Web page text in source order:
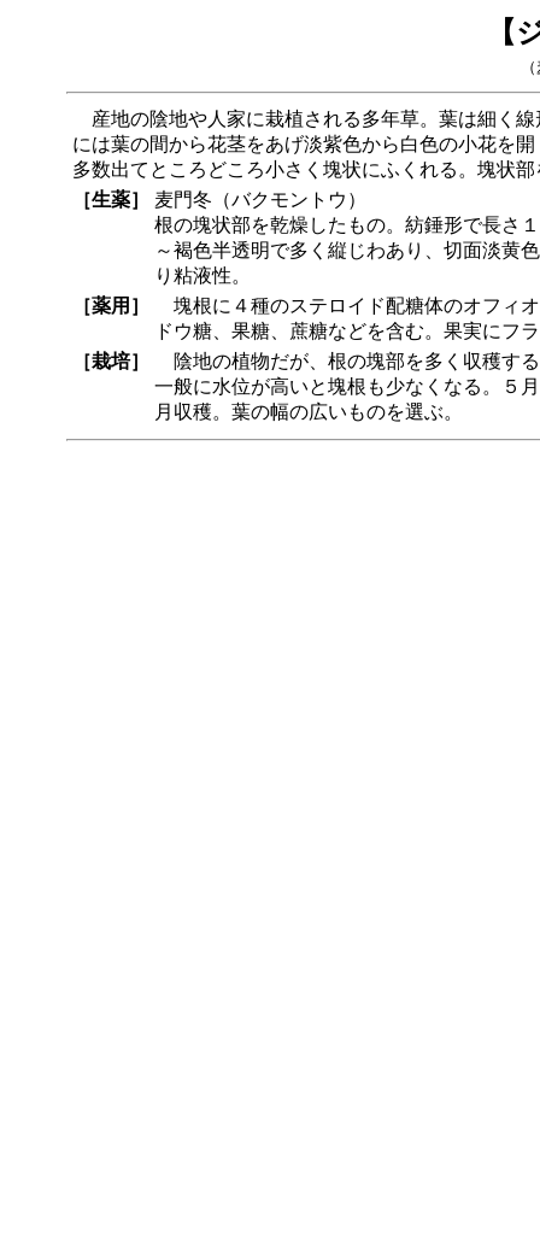
【
産地の陰地や人家に栽植される多年草。葉は細く線
には葉の間から花茎をあげ淡紫色から白色の小花を
多数出てところどころ小さく塊状にふくれる。塊状
［生薬］
麦門冬（バクモントウ）
根の塊状部を乾燥したもの。紡錘形で長さ
～褐色半透明で多く縦じわあり、切面淡黄
り粘液性。
［薬用］
塊根に４種のステロイド配糖体のオフィ
ドウ糖、果糖、蔗糖などを含む。果実にフ
［栽培］
陰地の植物だが、根の塊部を多く収穫す
一般に水位が高いと塊根も少なくなる。５
月収穫。葉の幅の広いものを選ぶ。